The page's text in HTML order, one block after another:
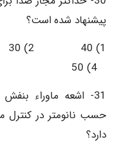
پیشنهاد شده است؟
31- اشعه ماوراء
حسب نانومتر در کنترل
دارد؟